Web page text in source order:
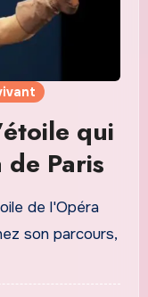
qui
Paris
de l'Opéra
son parcours,